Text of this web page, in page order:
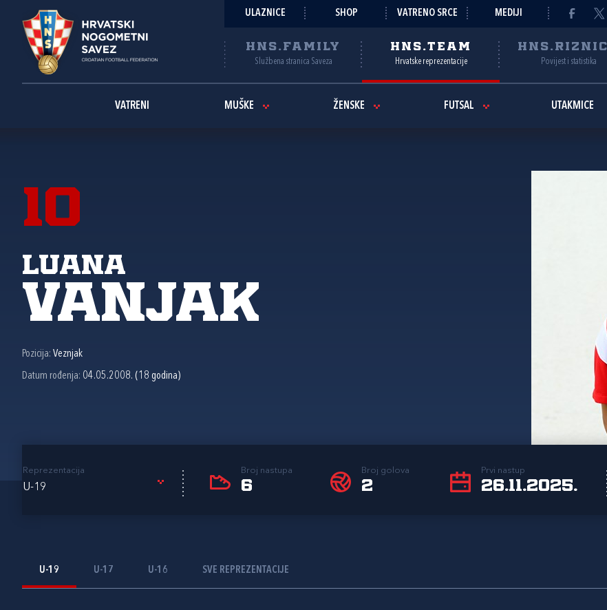
ULAZNICE SHOP VATRENO SRCE MEDIJI
HNS.FAMILY
Službena stranica Saveza
HNS.TEAM
Hrvatske reprezentacije Povijest i statistika
VATRENI MUŠKE ŽENSKE FUTSAL UTAKMICE
10
Luana
Vanjak
Pozicija: Veznjak
Datum rođenja: 04.05.2008. (18 godina)
Reprezentacija
U-19
Broj nastupa
6
Broj golova
2
Prvi nastup
26.11.2025.
U-19 U-17 U-16 SVE REPREZENTACIJE